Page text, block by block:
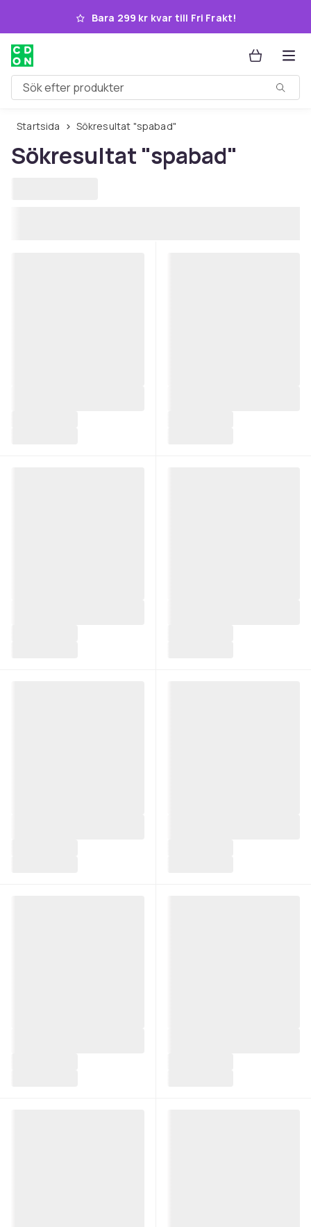
Hoppa till huvudinnehållet
Bara 299 kr kvar till Fri Frakt!
Sök efter produkter
Startsida Sökresultat "spabad"
Sökresultat "spabad"